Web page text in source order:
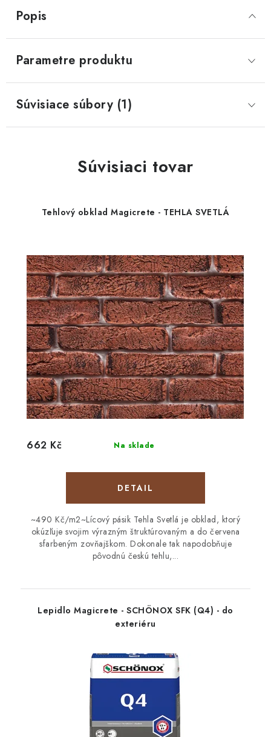
Popis
Parametre produktu
Súvisiace súbory (1)
Súvisiaci tovar
Tehlový obklad Magicrete - TEHLA SVETLÁ
Na sklade
662 Kč
DETAIL
~490 Kč/m2~Lícový pásik Tehla Svetlá je obklad, ktorý
okúzľuje svojim výrazným štruktúrovaným a do červena
sfarbeným zovňajškom. Dokonale tak napodobňuje
pôvodnú českú tehlu,...
Lepidlo Magicrete - SCHÖNOX SFK (Q4) - do
exteriéru